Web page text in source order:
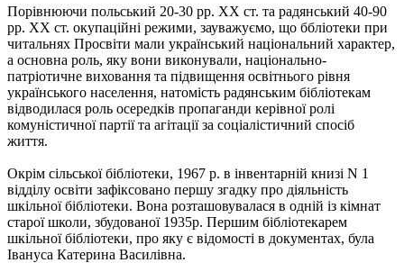
Порівнюючи польський 20-30 рр. XX ст. та радянський 40-90
рp. XX ст. окупаційні режими, зауважуємо, що ббліотеки при
читальнях Просвіти мали український національний характер,
а основна роль, яку вони виконували, національно-
патріотичне виховання та підвищення освітнього piвня
українського населення, натомість радянським бібліотекам
відводилася роль осередків пропаганди керівної ролі
комуністичної партії та агітації за соціалістичний спосіб
життя.
Окрім сільської бібліотеки, 1967 р. в інвентарній книзі N 1
відділу освіти зафіксовано першу згадку про діяльність
шкільної бібліотеки. Вона розташовувалася в одній із кімнат
старої школи, збудованої 1935р. Першим бібліотекарем
шкільної бібліотеки, про яку є відомості в документах, була
Івануса Катерина Василівна.